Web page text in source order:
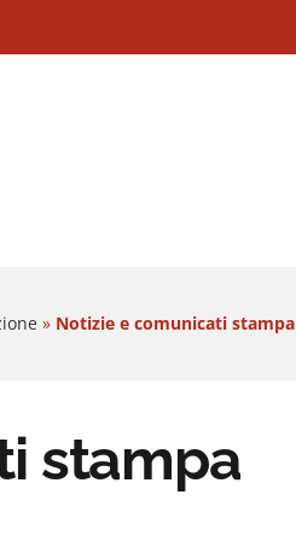
» Notizie e comunicati stampa
stampa